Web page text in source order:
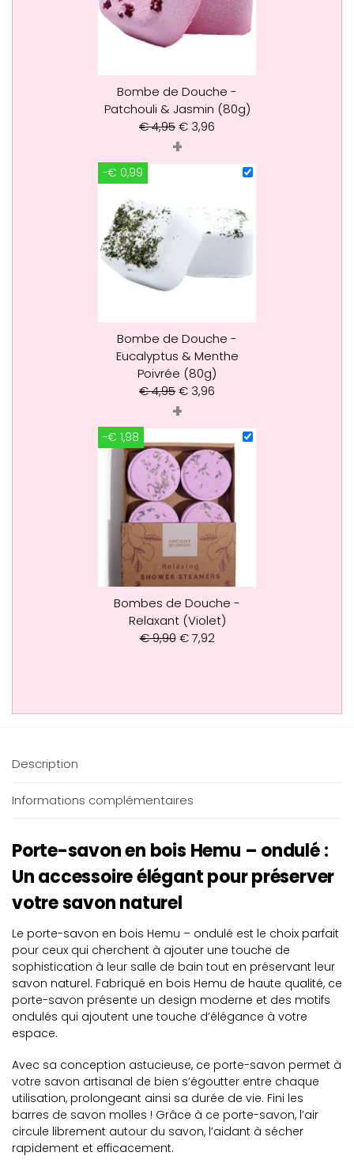
Bombe de Douche -
Patchouli & Jasmin (80g)
€4,95€ 3,96
+
-€ 0,99
Bombe de Douche -
Eucalyptus & Menthe
Poivrée (80g)
€4,95€ 3,96
+
-€ 1,98
Bombes de Douche -
Relaxant (Violet)
€9,90 €7,92
Description
Informations complémentaires
Porte-savon en bois Hemu – ondulé :
Un accessoire élégant pour préserver
votre savon naturel
Le porte-savon en bois Hemu – ondulé est le choix parfait
pour ceux qui cherchent à ajouter une touche de
sophistication à leur salle de bain tout en préservant leur
savon naturel. Fabriqué en bois Hemu de haute qualité, ce
porte-savon présente un design moderne et des motifs
ondulés qui ajoutent une touche d’élégance à votre
espace.
Avec sa conception astucieuse, ce porte-savon permet à
votre savon artisanal de bien s’égoutter entre chaque
utilisation, prolongeant ainsi sa durée de vie. Fini les
barres de savon molles ! Grâce à ce porte-savon, l’air
circule librement autour du savon, l’aidant à sécher
rapidement et efficacement.